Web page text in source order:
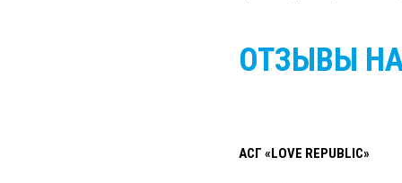
ОТЗЫВЫ
АСГ «LOVE REPUBLIC»